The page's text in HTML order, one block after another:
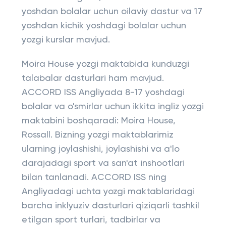
yoshdan bolalar uchun oilaviy dastur va 17
yoshdan kichik yoshdagi bolalar uchun
yozgi kurslar mavjud.
Moira House yozgi maktabida kunduzgi
talabalar dasturlari ham mavjud.
ACCORD ISS Angliyada 8-17 yoshdagi
bolalar va o'smirlar uchun ikkita ingliz yozgi
maktabini boshqaradi: Moira House,
Rossall. Bizning yozgi maktablarimiz
ularning joylashishi, joylashishi va a'lo
darajadagi sport va san'at inshootlari
bilan tanlanadi. ACCORD ISS ning
Angliyadagi uchta yozgi maktablaridagi
barcha inklyuziv dasturlari qiziqarli tashkil
etilgan sport turlari, tadbirlar va